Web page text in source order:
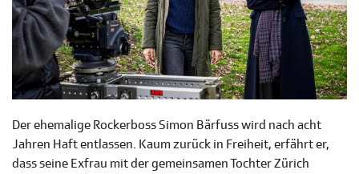
Der ehemalige Rockerboss Simon Bärfuss wird nach acht
Jahren Haft entlassen. Kaum zurück in Freiheit, erfährt er,
dass seine Exfrau mit der gemeinsamen Tochter Zürich